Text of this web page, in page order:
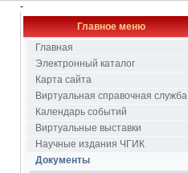
-
Главное меню
Главная
Электронный каталог
Карта сайта
Виртуальная справочная служба
Календарь событий
Виртуальные выставки
Научные издания ЧГИК
Документы